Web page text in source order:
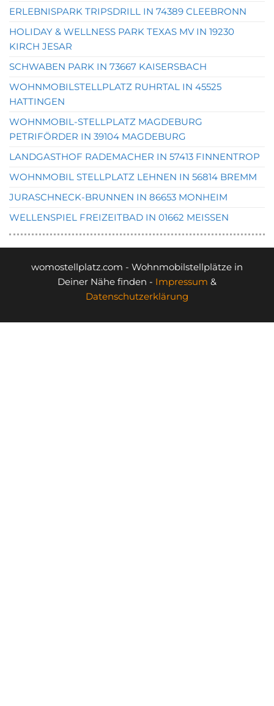
ERLEBNISPARK TRIPSDRILL IN 74389 CLEEBRONN
HOLIDAY & WELLNESS PARK TEXAS MV IN 19230
KIRCH JESAR
SCHWABEN PARK IN 73667 KAISERSBACH
WOHNMOBILSTELLPLATZ RUHRTAL IN 45525
HATTINGEN
WOHNMOBIL-STELLPLATZ MAGDEBURG
PETRIFÖRDER IN 39104 MAGDEBURG
LANDGASTHOF RADEMACHER IN 57413 FINNENTROP
WOHNMOBIL STELLPLATZ LEHNEN IN 56814 BREMM
JURASCHNECK-BRUNNEN IN 86653 MONHEIM
WELLENSPIEL FREIZEITBAD IN 01662 MEISSEN
womostellplatz.com - Wohnmobilstellplätze in
Deiner Nähe finden - Impressum &
Datenschutzerklärung